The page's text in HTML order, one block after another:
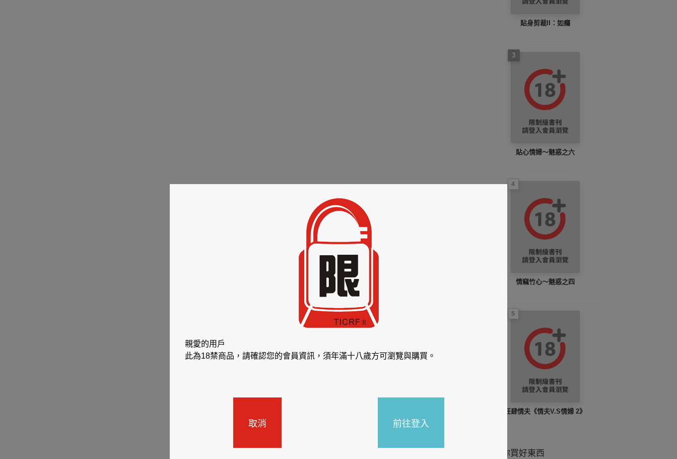
貼身剪裁II：如癮
3
貼心情婦～魅惑之六
4
情竊竹心～魅惑之四
5
狂肆情夫《情夫V.S情婦 2》
推薦你買好東西
親愛的用戶
此為18禁商品，請確認您的會員資訊，須年滿十八歲方可瀏覽與購買。
取消 前往登入